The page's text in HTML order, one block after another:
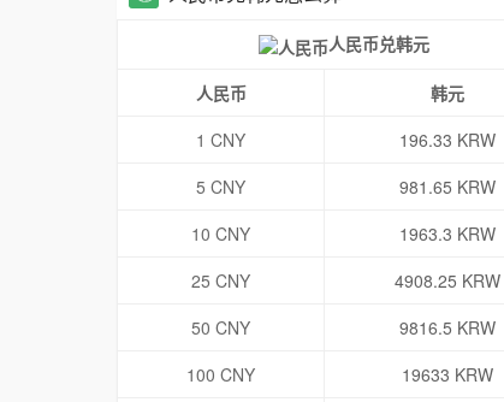
人民币兑韩元
人民币 韩元
1 CNY
196.33 KRW
5 CNY
981.65 KRW
10 CNY
1963.3 KRW
25 CNY
4908.25 KRW
50 CNY
9816.5 KRW
100 CNY
19633 KRW